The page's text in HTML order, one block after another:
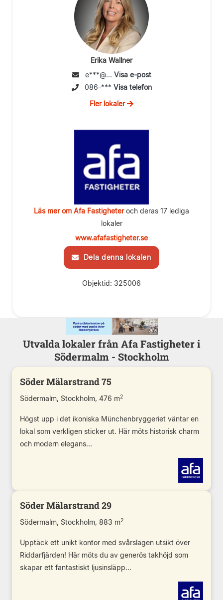
Erika Wallner
e***@... Visa e-post
086-*** Visa telefon
Fler lokaler
Läs mer om Afa Fastigheteroch deras 17 lediga
lokaler
www.afafastigheter.se
Dela denna lokalen
Objektid: 325006
Utvalda lokaler från Afa Fastigheter i
Södermalm - Stockholm
Söder Mälarstrand 75
Södermalm, Stockholm, 476 m2
Högst upp i det ikoniska Münchenbryggeriet väntar en
lokal som verkligen sticker ut. Här möts historisk charm
och modern elegans...
Söder Mälarstrand 29
Södermalm, Stockholm, 883 m2
Upptäck ett unikt kontor med svårslagen utsikt över
Riddarfjärden! Här möts du av generös takhöjd som
skapar ett fantastiskt ljusinsläpp...